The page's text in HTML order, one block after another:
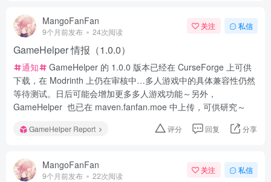
MangoFanFan
9个月前发布 24次阅读
关注 私信
GameHelper 情报（1.0.0）
通知
GameHelper 的 1.0.0 版本已经在 CurseForge 上可供
下载，在 Modrinth 上仍在审核中…多人游戏中的具体兼容性仍然
等待测试。日后可能会增加更多多人游戏功能～另外，
GameHelper 也已在 maven.fanfan.moe 中上传，可供研究～
GameHelper Report 评分 回复 分享
MangoFanFan
9个月前发布 22次阅读
关注 私信